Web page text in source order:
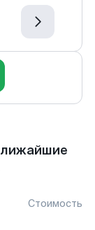
Стоимость